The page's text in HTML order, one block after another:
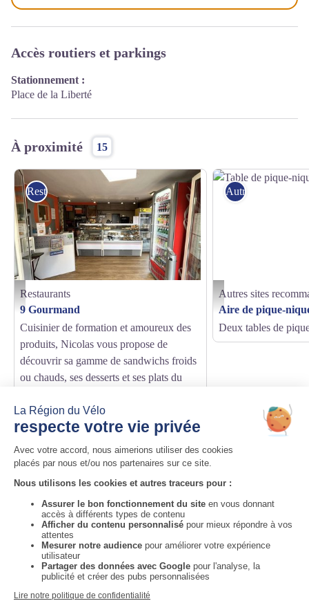
Accès routiers et parkings
Stationnement :
Place de la Liberté
À proximité 15
9 Gourmand_Brignais - 9 Gourmand
Restaurants
Restaurants
9 Gourmand
Cuisinier de formation et amoureux des
produits, Nicolas vous propose de
découvrir sa gamme de sandwichs froids
ou chauds, ses desserts et ses plats du
produits locaux ... Traiteur et chef à
domicile.
Table de pique-nique -
Autres sites
Autres sites
Aire de pique-
Deux tables de
Auvergne-Rhône-Alpes Tourisme
Informations complémentaires